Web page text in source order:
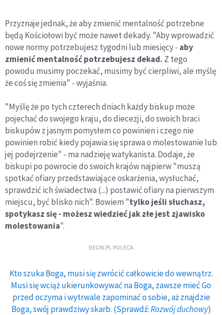
Przyznaje jednak, że aby zmienić mentalność potrzebne
będą Kościołowi być może nawet dekady. "Aby wprowadzić
nowe normy potrzebujesz tygodni lub miesięcy - aby
zmienić mentalność potrzebujesz dekad. Z tego
powodu musimy poczekać, musimy być cierpliwi, ale myślę
że coś się zmienia" - wyjaśnia.
"Myślę że po tych czterech dniach każdy biskup może
pojechać do swojego kraju, do diecezji, do swoich braci
biskupów z jasnym pomysłem co powinien i czego nie
powinien robić kiedy pojawia się sprawa o molestowanie lub
jej podejrzenie" - ma nadzieję watykanista. Dodaje, że
biskupi po powrocie do swoich krajów najpierw "muszą
spotkać ofiary przedstawiające oskarżenia, wysłuchać,
sprawdzić ich świadectwa (...) postawić ofiary na pierwszym
miejscu, być blisko nich". Bowiem "tylko jeśli słuchasz,
spotykasz się - możesz wiedzieć jak złe jest zjawisko
molestowania".
DEON.PL POLECA
Kto szuka Boga, musi się zwrócić całkowicie do wewnątrz.
Musi się wciąż ukierunkowywać na Boga, zawsze mieć Go
przed oczyma i wytrwale zapominać o sobie, aż znajdzie
Boga, swój prawdziwy skarb. (Sprawdź:Rozwój duchowy)